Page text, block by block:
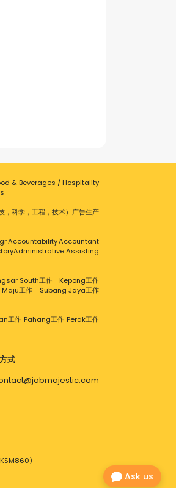
& Beverages / Hospitality
，科学，工程，技术） 广告生产
AccountabilityAccountant
Administrative Assisting
South工作
Kepong工作
工作
Subang Jaya工作
工作 Pahang工作 Perak工作
式
Ask us